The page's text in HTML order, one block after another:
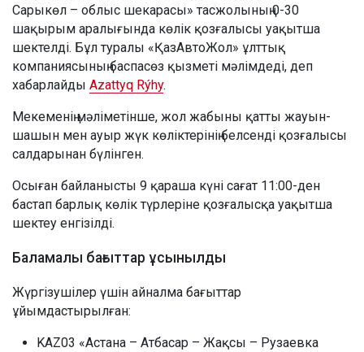
Сарыкөл – облыс шекарасы» тасжолының 0-30
шақырым аралығында көлік қозғалысы уақытша
шектелді. Бұл туралы «ҚазАвтоЖол» ұлттық
компаниясының баспасөз қызметі мәлімдеді, деп
хабарлайды Azattyq Rýhy.
Мекеменің мәліметінше, жол жабыны қатты жауын-
шашын мен ауыр жүк көліктерінің белсенді қозғалысы
салдарынан бүлінген.
Осыған байланысты 9 қараша күні сағат 11:00-ден
бастап барлық көлік түрлеріне қозғалысқа уақытша
шектеу енгізілді.
Баламалы бағыттар ұсынылды
Жүргізушілер үшін айналма бағыттар
ұйымдастырылған:
KAZ03 «Астана – Атбасар – Жақсы – Рузаевка